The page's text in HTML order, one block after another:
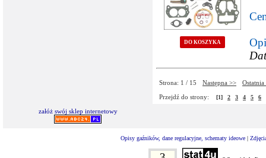
DO KOSZYKA
Strona: 1 / 15 Następna >>
Ostatnia
Przejdź do strony:
[1] 2 3 4 5 6
załóż swój sklep internetowy
Opisy gaźników, dane regulacyjne, schematy ideowe |